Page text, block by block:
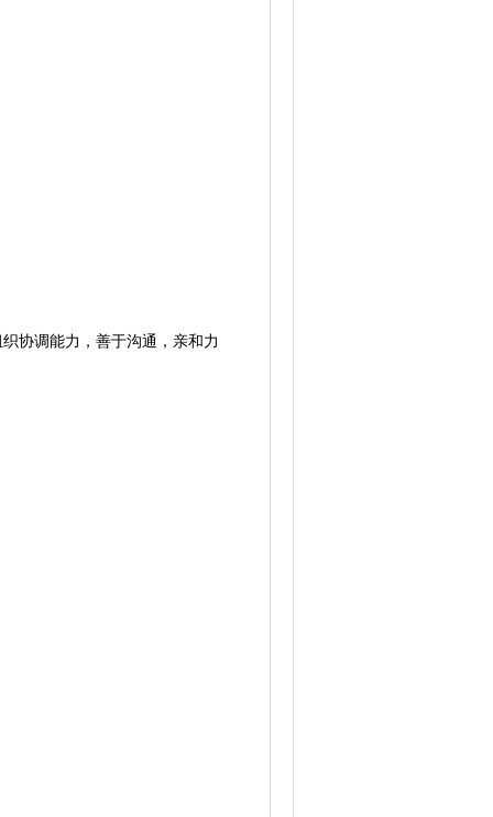
协调能力，善于沟通，亲和力